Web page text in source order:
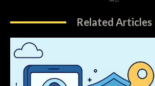
Related Articles